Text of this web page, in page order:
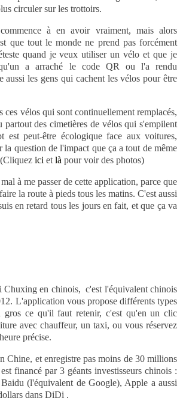
circuler sur les trottoirs.
à en avoir vraiment, mais alors
que tout le monde ne prend pas forcément
quand je veux utiliser un vélo et que je
a arraché le code QR ou l'a rendu
aussi les gens qui cachent les vélos pour être
ces vélos qui sont continuellement remplacés,
des cimetières de vélos qui s'empilent
est peut-être écologique face aux voitures,
la question de l'impact que ça a tout de même
ici et là pour voir des photos)
à me passer de cette application, parce que
la route à pieds tous les matins. C'est aussi
en retard tous les jours en fait, et que ça va
Chuxing en chinois, c'est l'équivalent chinois
L'application vous propose différents types
gros ce qu'il faut retenir, c'est qu'en un clic
avec chauffeur, un taxi, ou vous réservez
précise.
Chine, et enregistre pas moins de 30 millions
financé par 3 géants investisseurs chinois :
(l'équivalent de Google), Apple a aussi
dans DiDi .